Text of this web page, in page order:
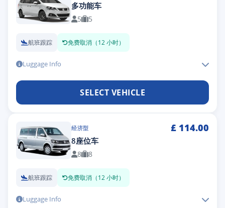
多功能车
5 5
航班跟踪 免费取消（12 小时）
Luggage Info
SELECT VEHICLE
经济型 £ 114.00
8座位车
8 8
航班跟踪 免费取消（12 小时）
Luggage Info